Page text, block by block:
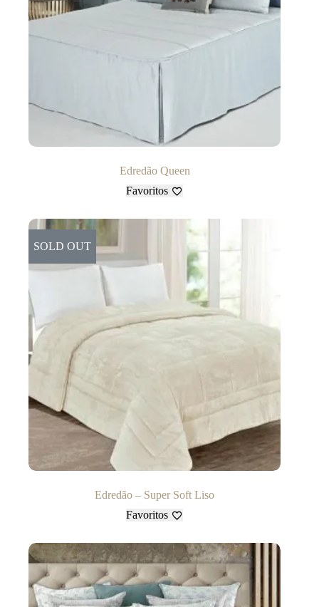
Edredão Queen
Favoritos
SOLD OUT
Edredão – Super Soft Liso
Favoritos